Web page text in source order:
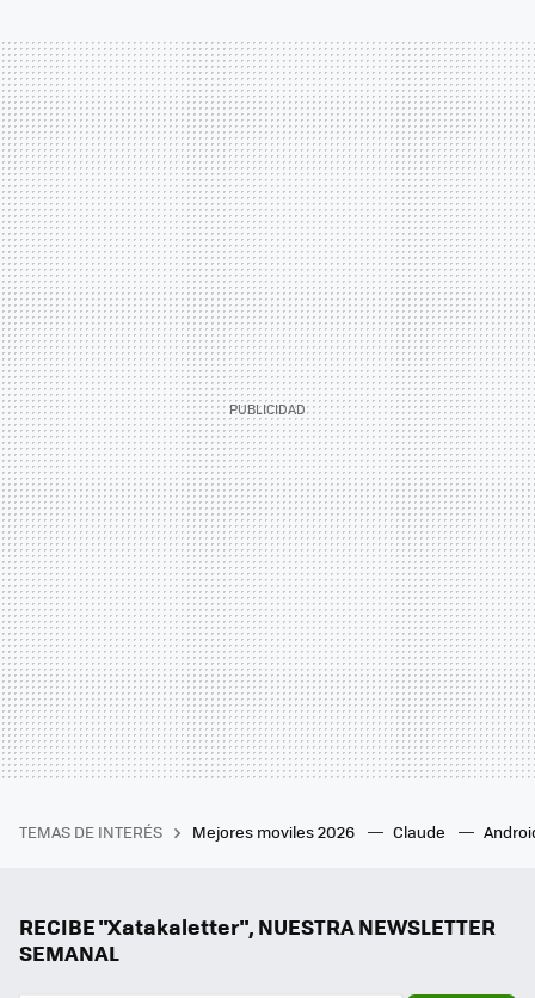
TEMAS DE INTERÉS Mejores moviles 2026 Claude
RECIBE "Xatakaletter", NUESTRA NEWSLETTER
SEMANAL